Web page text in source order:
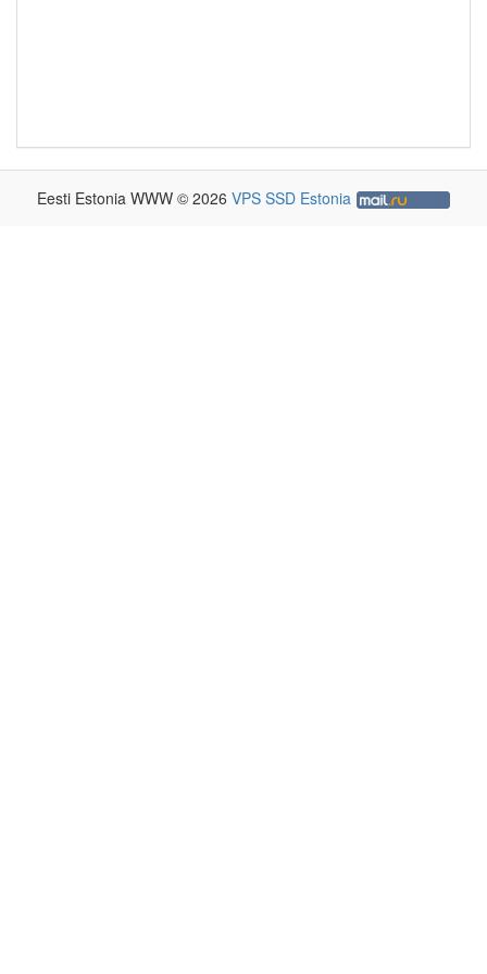
Eesti Estonia WWW © 2026 VPS SSD Estonia